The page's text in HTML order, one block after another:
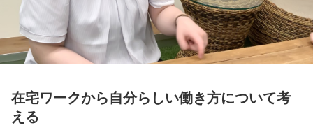
在宅ワークから自分らしい働き方について考
える